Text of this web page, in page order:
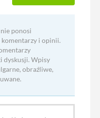
ponosi
i opinii.
dyskusji. Wpisy
obraźliwe,